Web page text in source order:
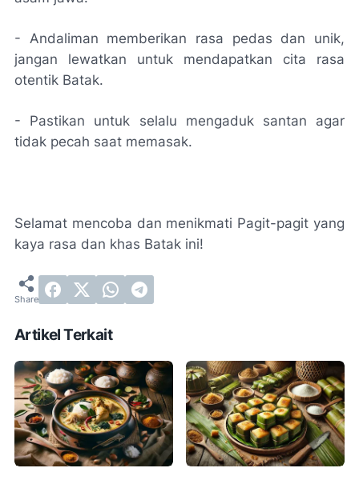
- Andaliman memberikan rasa pedas dan unik,
jangan lewatkan untuk mendapatkan cita rasa
otentik Batak.
- Pastikan untuk selalu mengaduk santan agar
tidak pecah saat memasak.
Selamat mencoba dan menikmati Pagit-pagit yang
kaya rasa dan khas Batak ini!
Artikel Terkait